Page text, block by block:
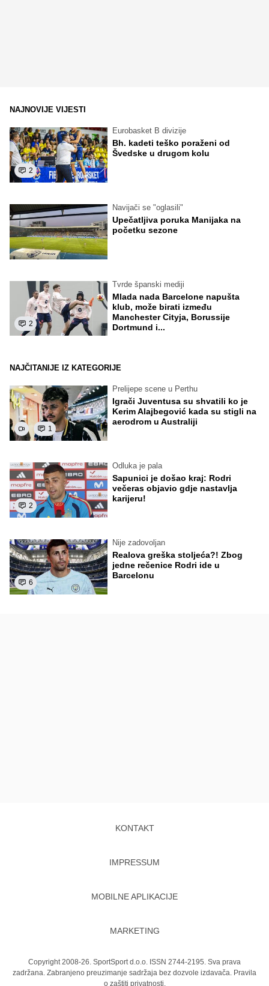
NAJNOVIJE VIJESTI
2
Eurobasket B divizije
Bh. kadeti teško poraženi od
Švedske u drugom kolu
Navijači se "oglasili"
Upečatljiva poruka Manijaka na
početku sezone
2
Tvrde španski mediji
Mlada nada Barcelone napušta
klub, može birati između
Manchester Cityja, Borussije
Dortmund i...
NAJČITANIJE IZ KATEGORIJE
1
Prelijepe scene u Perthu
Igrači Juventusa su shvatili ko je
Kerim Alajbegović kada su stigli na
aerodrom u Australiji
2
Odluka je pala
Sapunici je došao kraj: Rodri
večeras objavio gdje nastavlja
karijeru!
6
Nije zadovoljan
Realova greška stoljeća?! Zbog
jedne rečenice Rodri ide u
Barcelonu
KONTAKT
IMPRESSUM
MOBILNE APLIKACIJE
MARKETING
Copyright 2008-26. SportSport d.o.o. ISSN 2744-2195. Sva prava
zadržana. Zabranjeno preuzimanje sadržaja bez dozvole izdavača. Pravila
o zaštiti privatnosti.